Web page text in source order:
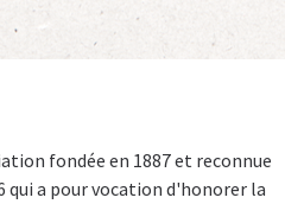
fondée en 1887 et reconnue
qui a pour vocation d'honorer la